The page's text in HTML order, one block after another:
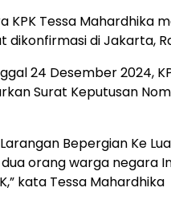
KPK Tessa Mahardhika
dikonfirmasi di Jakarta,
24 Desember 2024,
Surat Keputusan
Bepergian Ke
orang warga negara
kata Tessa Mahardhika